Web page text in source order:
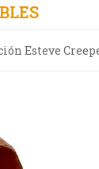
Esteve